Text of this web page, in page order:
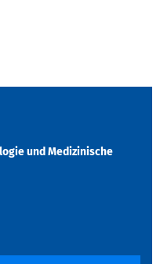
und Medizinische